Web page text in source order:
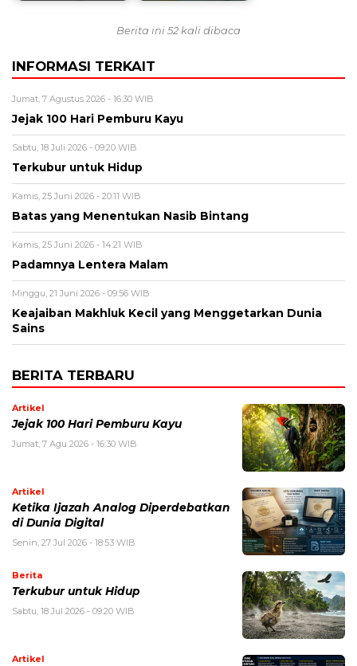
Berita ini 52 kali dibaca
INFORMASI TERKAIT
Jumat, 7 Agustus 2026 - 16:30 WIB
Jejak 100 Hari Pemburu Kayu
Sabtu, 18 Juli 2026 - 09:20 WIB
Terkubur untuk Hidup
Kamis, 25 Juni 2026 - 20:11 WIB
Batas yang Menentukan Nasib Bintang
Kamis, 25 Juni 2026 - 14:21 WIB
Padamnya Lentera Malam
Minggu, 21 Juni 2026 - 09:56 WIB
Keajaiban Makhluk Kecil yang Menggetarkan Dunia
Sains
BERITA TERBARU
Artikel
Jejak 100 Hari Pemburu Kayu
Jumat, 7 Agu 2026 - 16:30 WIB
Artikel
Ketika Ijazah Analog Diperdebatkan
di Dunia Digital
Senin, 27 Jul 2026 - 18:53 WIB
Berita
Terkubur untuk Hidup
Sabtu, 18 Jul 2026 - 09:20 WIB
Artikel